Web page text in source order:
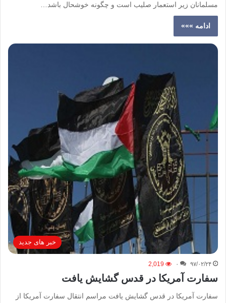
مسلمانان زیر استعمار صلیب است و چگونه خوشحال باشد…
ادامه »»»
خبر های جدید
۹۷/۰۲/۲۴ ۰ 2,019
سفارت آمریکا در قدس گشایش یافت
سفارت آمریکا در قدس گشایش یافت مراسم انتقال سفارت آمریکا از